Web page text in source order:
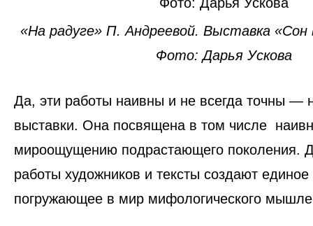
«На радуге» П. Андреевой. Выставка «Сон
Фото: Дарья Ускова
Да, эти работы наивны и не всегда точны —
выставки. Она посвящена в том числе
мироощущению подрастающего поколения.
работы художников и тексты создают единое
погружающее в мир мифологического